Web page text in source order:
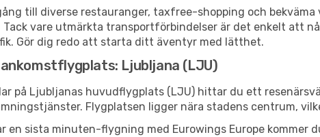
till diverse restauranger, taxfree-shopping och
vare utmärkta transportförbindelser är det enkelt att
Gör dig redo att starta ditt äventyr med lätthet.
Ljubljana (LJU)
på Ljubljanas huvudflygplats (LJU) hittar du ett
Flygplatsen ligger nära stadens centrum,
en sista minuten-flygning med Eurowings Europe